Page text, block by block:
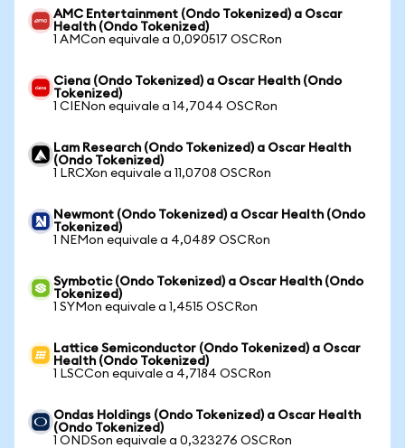
AMC Entertainment (Ondo Tokenized) a Oscar
Health (Ondo Tokenized)
1 AMCon equivale a 0,090517 OSCRon
Ciena (Ondo Tokenized) a Oscar Health (Ondo
Tokenized)
1 CIENon equivale a 14,7044 OSCRon
Lam Research (Ondo Tokenized) a Oscar Health
(Ondo Tokenized)
1 LRCXon equivale a 11,0708 OSCRon
Newmont (Ondo Tokenized) a Oscar Health (Ondo
Tokenized)
1 NEMon equivale a 4,0489 OSCRon
Symbotic (Ondo Tokenized) a Oscar Health (Ondo
Tokenized)
1 SYMon equivale a 1,4515 OSCRon
Lattice Semiconductor (Ondo Tokenized) a Oscar
Health (Ondo Tokenized)
1 LSCCon equivale a 4,7184 OSCRon
Ondas Holdings (Ondo Tokenized) a Oscar Health
(Ondo Tokenized)
1 ONDSon equivale a 0,323276 OSCRon